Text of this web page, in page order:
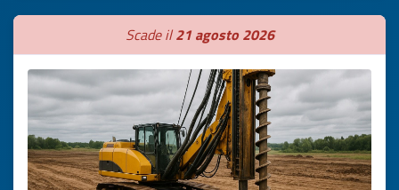
Scade il21 agosto 2026